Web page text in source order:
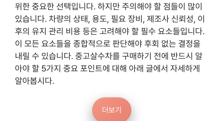
위한 중요한 선택입니다. 하지만 주의해야 할 점들이 많이
있습니다. 차량의 상태, 용도, 필요 장비, 제조사 신뢰성, 이
후의 유지 관리 비용 등은 고려해야 할 필수 요소들입니다.
이 모든 요소들을 종합적으로 판단해야 후회 없는 결정을
내릴 수 있습니다. 중고살수차를 구매하기 전에 반드시 알
아야 할 5가지 중요 포인트에 대해 아래 글에서 자세하게
알아봅시다.
더보기